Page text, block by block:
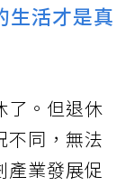
生活才是真
了。但退休
不同，無法
產業發展促